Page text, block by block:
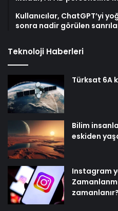
Kullanıcılar, ChatGPT’yi
sonra nadir görülen
Teknoloji Haberleri
Türksat 6A
Bilim
eskiden
Instagram
zamanlanır?